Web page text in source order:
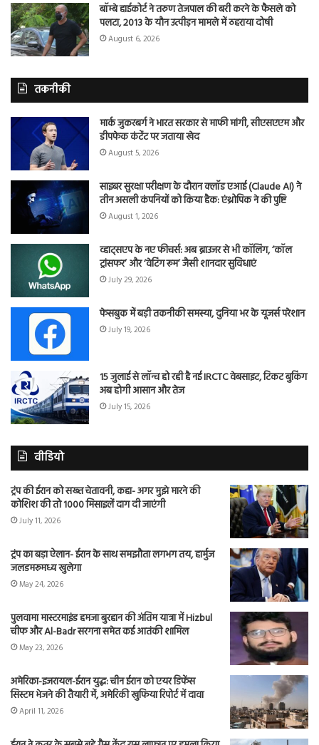
बॉम्बे हाईकोर्ट ने तरुण तेजपाल की बरी करने के फैसले को
पलटा, 2013 के यौन उत्पीड़न मामले में ठहराया दोषी
August 6, 2026
तकनीकी
मार्क जुकरबर्ग ने भारत सरकार से माफी मांगी, सीएसएएम और
डीपफेक कंटेंट पर जताया खेद
August 5, 2026
साइबर सुरक्षा परीक्षण के दौरान क्लॉड एआई (Claude AI) ने
तीन असली कंपनियों को किया हैक: एंथ्रोपिक ने की पुष्टि
August 1, 2026
व्हाट्सएप के नए फीचर्स: अब ब्राउजर से भी कॉलिंग, ‘कॉल
ट्रांसफर’ और ‘वेटिंग रूम’ जैसी शानदार सुविधाएं
July 29, 2026
फेसबुक में बड़ी तकनीकी समस्या, दुनिया भर के यूजर्स परेशान
July 19, 2026
15 जुलाई से लॉन्च हो रही है नई IRCTC वेबसाइट, टिकट बुकिंग
अब होगी आसान और तेज
July 15, 2026
वीडियो
ट्रंप की ईरान को सख्त चेतावनी, कहा- अगर मुझे मारने की
कोशिश की तो 1000 मिसाइलें दाग दी जाएंगी
July 11, 2026
ट्रंप का बड़ा ऐलान- ईरान के साथ समझौता लगभग तय, हार्मुज
जलडमरूमध्य खुलेगा
May 24, 2026
पुलवामा मास्टरमाइंड हमजा बुरहान की अंतिम यात्रा में Hizbul
चीफ और Al-Badr सरगना समेत कई आतंकी शामिल
May 23, 2026
अमेरिका-इजरायल-ईरान युद्ध: चीन ईरान को एयर डिफेंस
सिस्टम भेजने की तैयारी में, अमेरिकी खुफिया रिपोर्ट में दावा
April 11, 2026